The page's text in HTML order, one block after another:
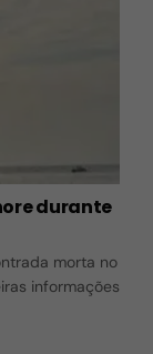
durante
morta no
informações